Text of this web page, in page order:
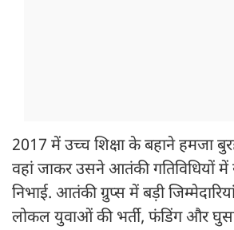
2017 में उच्च शिक्षा के बहाने हमजा
वहां जाकर उसने आतंकी गतिविधियों में
निभाई. आतंकी ग्रुप्स में बड़ी
लोकल युवाओं की भर्ती, फंडिंग और